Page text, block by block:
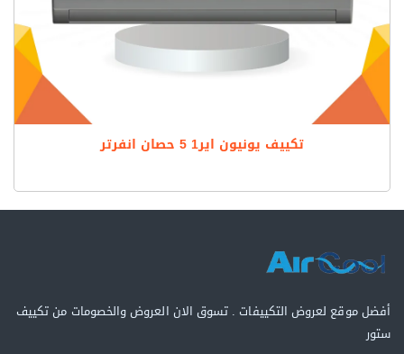
تكييف يونيون اير1 5 حصان انفرتر
أفضل موقع لعروض التكييفات . تسوق الان العروض والخصومات من تكييف
ستور